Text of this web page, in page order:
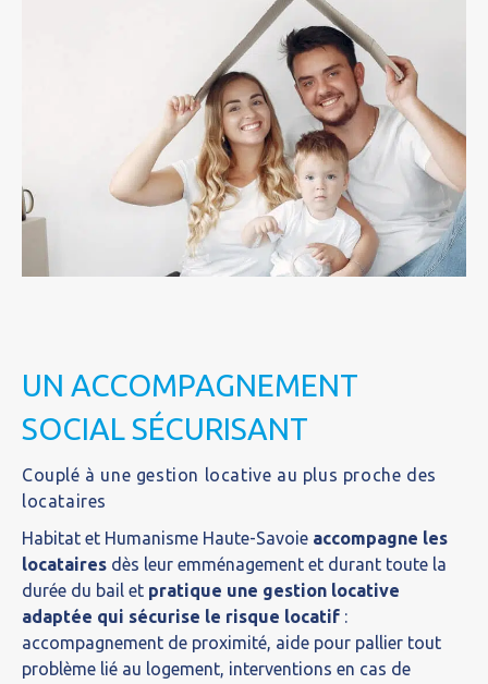
UN ACCOMPAGNEMENT
SOCIAL SÉCURISANT
Couplé à une gestion locative au plus proche des
locataires
Habitat et Humanisme Haute-Savoie accompagne les
locataires dès leur emménagement et durant toute la
durée du bail et pratique une gestion locative
adaptée qui sécurise le risque locatif :
accompagnement de proximité, aide pour pallier tout
problème lié au logement, interventions en cas de